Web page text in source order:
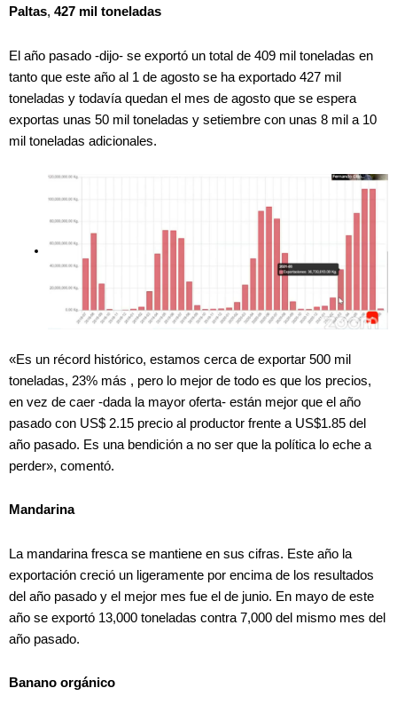
Paltas, 427 mil toneladas
El año pasado -dijo- se exportó un total de 409 mil toneladas en
tanto que este año al 1 de agosto se ha exportado 427 mil
toneladas y todavía quedan el mes de agosto que se espera
exportas unas 50 mil toneladas y setiembre con unas 8 mil a 10
mil toneladas adicionales.
«Es un récord histórico, estamos cerca de exportar 500 mil
toneladas, 23% más , pero lo mejor de todo es que los precios,
en vez de caer -dada la mayor oferta- están mejor que el año
pasado con US$ 2.15 precio al productor frente a US$1.85 del
año pasado. Es una bendición a no ser que la política lo eche a
perder», comentó.
Mandarina
La mandarina fresca se mantiene en sus cifras. Este año la
exportación creció un ligeramente por encima de los resultados
del año pasado y el mejor mes fue el de junio. En mayo de este
año se exportó 13,000 toneladas contra 7,000 del mismo mes del
año pasado.
Banano orgánico